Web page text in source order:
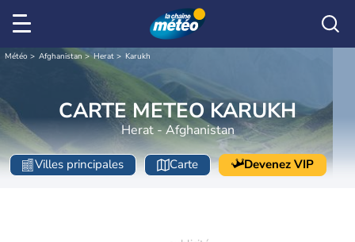
Météo Afghanistan Herat Karukh
CARTE METEO KARUKH
Herat - Afghanistan
Villes principales Carte Devenez VIP